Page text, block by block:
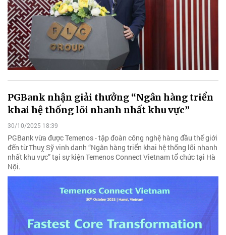
PGBank nhận giải thưởng “Ngân hàng triển
khai hệ thống lõi nhanh nhất khu vực”
30/10/2025 18:39
PGBank vừa được Temenos - tập đoàn công nghệ hàng đầu thế giới
đến từ Thuỵ Sỹ vinh danh “Ngân hàng triển khai hệ thống lõi nhanh
nhất khu vực” tại sự kiện Temenos Connect Vietnam tổ chức tại Hà
Nội.